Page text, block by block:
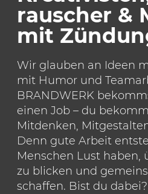
rauscher &
mit
Wir glauben an Ideen
mit Humor und
BRANDWERK
einen Job – du
Mitdenken,
Denn gute Arbeit
Menschen Lust haben,
zu blicken und
schaffen. Bist du dabei?